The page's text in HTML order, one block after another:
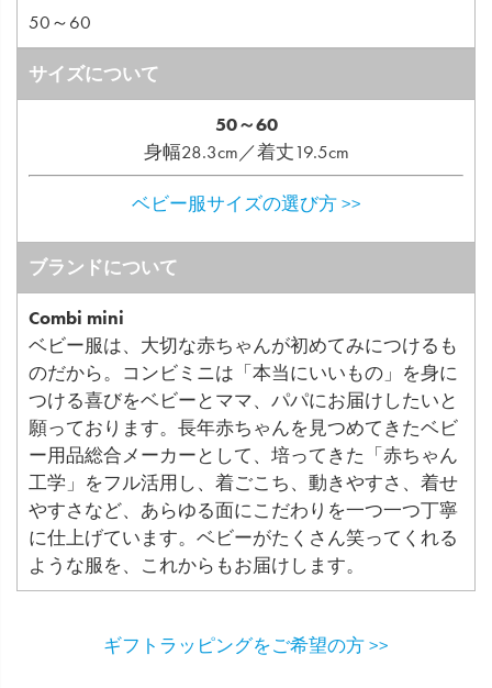
50～60
サイズについて
50～60
身幅28.3cm／着丈19.5cm
ベビー服サイズの選び方 >>
ブランドについて
Combi mini
ベビー服は、大切な赤ちゃんが初めてみにつけるも
のだから。コンビミニは「本当にいいもの」を身に
つける喜びをベビーとママ、パパにお届けしたいと
願っております。長年赤ちゃんを見つめてきたベビ
ー用品総合メーカーとして、培ってきた「赤ちゃん
工学」をフル活用し、着ごこち、動きやすさ、着せ
やすさなど、あらゆる面にこだわりを一つ一つ丁寧
に仕上げています。ベビーがたくさん笑ってくれる
ような服を、これからもお届けします。
ギフトラッピングをご希望の方 >>